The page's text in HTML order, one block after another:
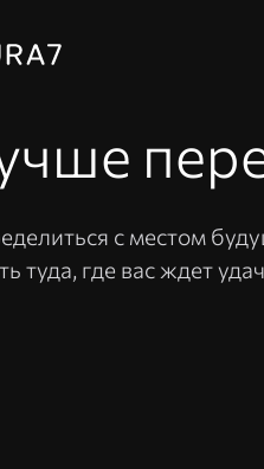
с местом
туда, где вас ждет